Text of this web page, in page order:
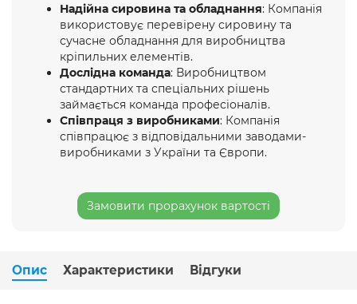
Надійна сировина та обладнання: Компанія
використовує перевірену сировину та
сучасне обладнання для виробництва
кріпильних елементів.
Дослідна команда: Виробництвом
стандартних та спеціальних рішень
займається команда професіоналів.
Співпраця з виробниками: Компанія
співпрацює з відповідальними заводами-
виробниками з України та Європи.
Замовити прорахунок вартості
Опис Характеристики Відгуки